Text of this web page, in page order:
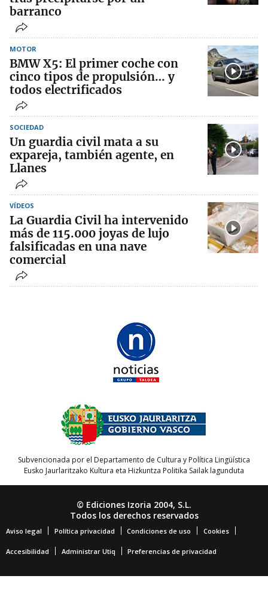
barranco
MOTOR
BMW X5: El primer coche con
cinco tipos de propulsión… y
todos electrificados
SOCIEDAD
Un guardia civil mata a su
expareja, también agente, en
Llanes
VÍDEOS
La Guardia Civil ha intervenido
más de 115.000 joyas de lujo
falsificadas en una nave
comercial
Subvencionada por el Departamento de Cultura y Política Lingüística
Eusko Jaurlaritzako Kultura eta Hizkuntza Politika Sailak lagunduta
© Ediciones Izoria 2004, S.L.
Todos los derechos reservados
Aviso legal Política privacidad Condiciones de uso Cookies
Accesibilidad Administrar Utiq Preferencias de privacidad